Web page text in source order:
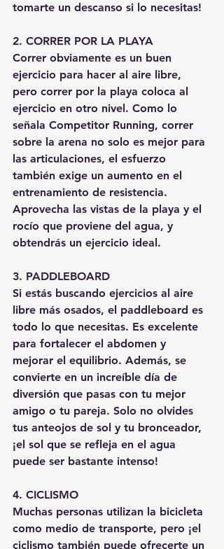
tomarte un descanso si lo necesitas!
2. CORRER POR LA PLAYA
Correr obviamente es un buen
ejercicio para hacer al aire libre,
pero correr por la playa coloca al
ejercicio en otro nivel. Como lo
señala Competitor Running, correr
sobre la arena no solo es mejor para
las articulaciones, el esfuerzo
también exige un aumento en el
entrenamiento de resistencia.
Aprovecha las vistas de la playa y el
rocío que proviene del agua, y
obtendrás un ejercicio ideal.
3. PADDLEBOARD
Si estás buscando ejercicios al aire
libre más osados, el paddleboard es
todo lo que necesitas. Es excelente
para fortalecer el abdomen y
mejorar el equilibrio. Además, se
convierte en un increíble día de
diversión que pasas con tu mejor
amigo o tu pareja. Solo no olvides
tus anteojos de sol y tu bronceador,
¡el sol que se refleja en el agua
puede ser bastante intenso!
4. CICLISMO
Muchas personas utilizan la bicicleta
como medio de transporte, pero ¡el
ciclismo también puede ofrecerte un